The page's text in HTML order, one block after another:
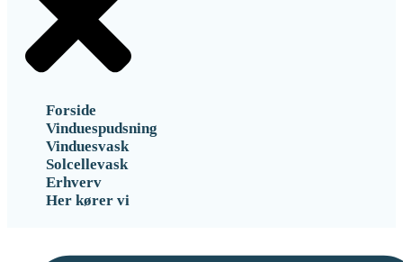
Forside
Vinduespudsning
Vinduesvask
Solcellevask
Erhverv
Her kører vi